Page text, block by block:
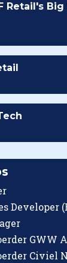
Retail's Big
Developer
GWW
Civiel